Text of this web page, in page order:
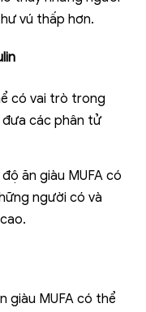
vú thấp hơn.
có vai trò trong
các phân tử
ăn giàu MUFA có
người có và
giàu MUFA có thể